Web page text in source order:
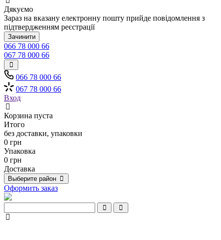
Дякуємо
Зараз на вказану електронну пошту прийде повідомлення з
підтвердженням реєстрації
Зачинити
066 78 000 66
067 78 000 66
066 78 000 66
067 78 000 66
Вход
Корзина пуста
Итого
без доставки, упаковки
0 грн
Упаковка
0 грн
Доставка
Выберите район
Оформить заказ